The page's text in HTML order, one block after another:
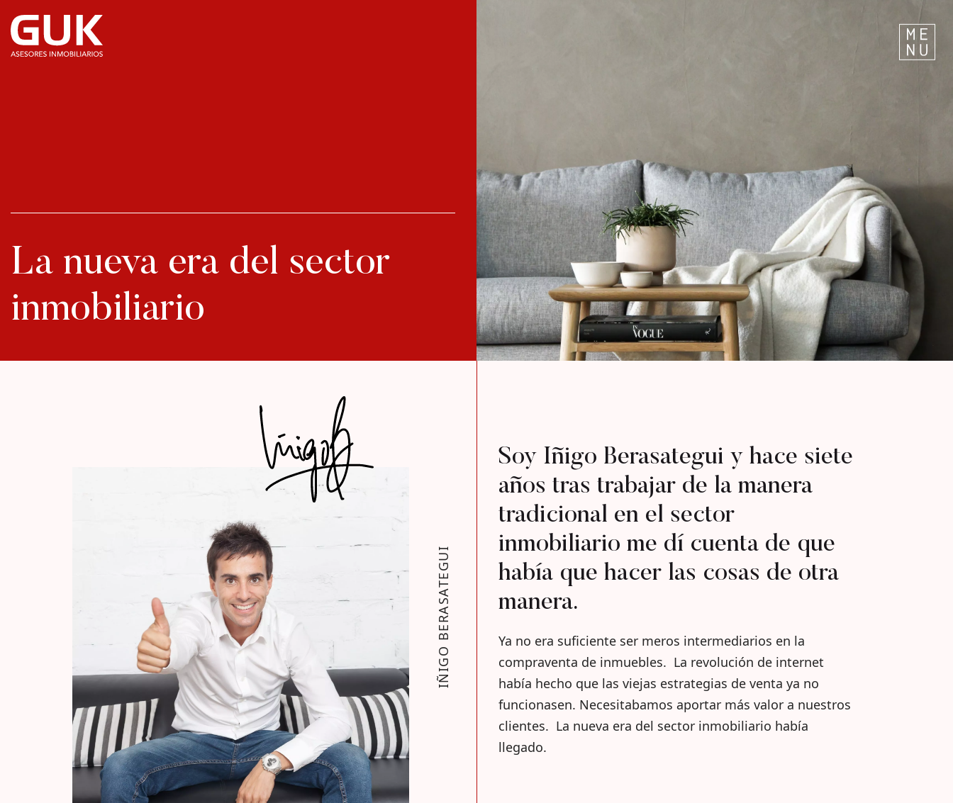
La nueva era del sector
inmobiliario
IÑIGO BERASATEGUI
Soy Iñigo Berasategui y hace siete
años tras trabajar de la manera
tradicional en el sector
inmobiliario me dí cuenta de que
había que hacer las cosas de otra
manera.
Ya no era suficiente ser meros intermediarios en la
compraventa de inmuebles. La revolución de internet
había hecho que las viejas estrategias de venta ya no
funcionasen. Necesitabamos aportar más valor a nuestros
clientes. La nueva era del sector inmobiliario había
llegado.